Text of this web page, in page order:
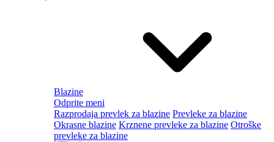
Blazine
Odprite meni
Razprodaja prevlek za blazine Prevleke za blazine
Okrasne blazine Krznene prevleke za blazine Otroške
prevleke za blazine